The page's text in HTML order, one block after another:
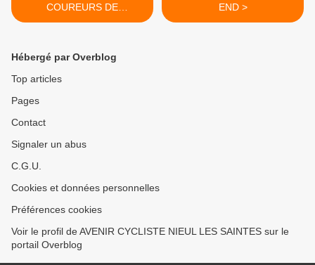
COUREURS DE
CHARENTE-MARITIME
END >
Hébergé par Overblog
Top articles
Pages
Contact
Signaler un abus
C.G.U.
Cookies et données personnelles
Préférences cookies
Voir le profil de AVENIR CYCLISTE NIEUL LES SAINTES sur le
portail Overblog